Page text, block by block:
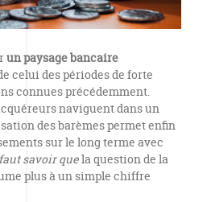
un paysage bancaire
celui des périodes de forte
connues précédemment.
naviguent dans un
des barèmes permet enfin
sur le long terme avec
savoir quela question de la
plus à un simple chiffre